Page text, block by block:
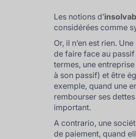
Les notions d’
considérées comme
Or, il n’en est rien.
de faire face au
termes, une
à son passif) et être
exemple, quand une
rembourser ses
important.
A contrario, une
de paiement, quand